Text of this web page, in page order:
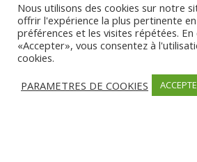
Nous utilisons des cookies sur notre
offrir l'expérience la plus pertinente
préférences et les visites répétées.
«Accepter», vous consentez à
cookies.
PARAMETRES DE COOKIES